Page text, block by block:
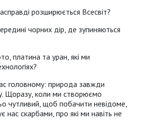
розширюється Всесвіт?
чорних дір, де зупиняються
платина та уран, які ми
головному: природа завжди
Щоразу, коли ми створюємо
чутливий, щоб побачити невідоме,
нас скарбами, про які ми навіть не